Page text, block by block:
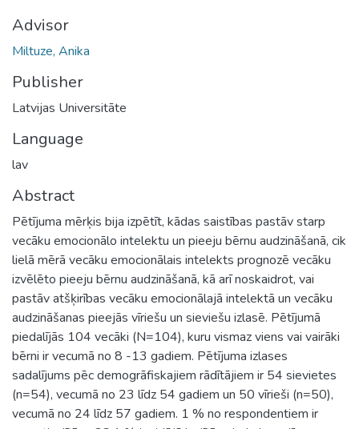
Advisor
Miltuze, Anika
Publisher
Latvijas Universitāte
Language
lav
Abstract
Pētījuma mērķis bija izpētīt, kādas saistības pastāv starp
vecāku emocionālo intelektu un pieeju bērnu audzināšanā, cik
lielā mērā vecāku emocionālais intelekts prognozē vecāku
izvēlēto pieeju bērnu audzināšanā, kā arī noskaidrot, vai
pastāv atšķirības vecāku emocionālajā intelektā un vecāku
audzināšanas pieejās vīriešu un sieviešu izlasē. Pētījumā
piedalījās 104 vecāki (N=104), kuru vismaz viens vai vairāki
bērni ir vecumā no 8 -13 gadiem. Pētījuma izlases
sadalījums pēc demogrāfiskajiem rādītājiem ir 54 sievietes
(n=54), vecumā no 23 līdz 54 gadiem un 50 vīrieši (n=50),
vecumā no 24 līdz 57 gadiem. 1 % no respondentiem ir